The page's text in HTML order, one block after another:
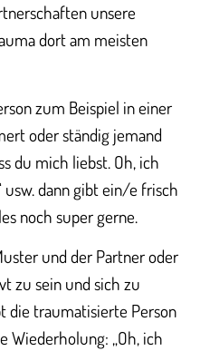
unsere
dort am meisten
zum Beispiel in einer
oder ständig jemand
du mich liebst. Oh, ich
dann gibt ein/e frisch
noch super gerne.
und der Partner oder
zu sein und sich zu
die traumatisierte Person
Wiederholung: „Oh, ich